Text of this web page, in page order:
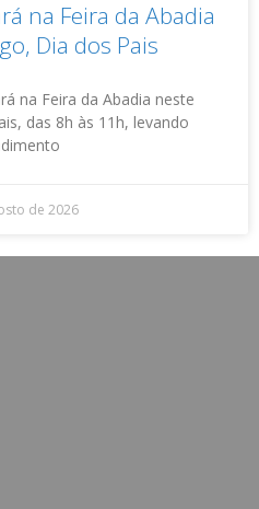
na Feira da Abadia
Dia dos Pais
na Feira da Abadia neste
das 8h às 11h, levando
de 2026